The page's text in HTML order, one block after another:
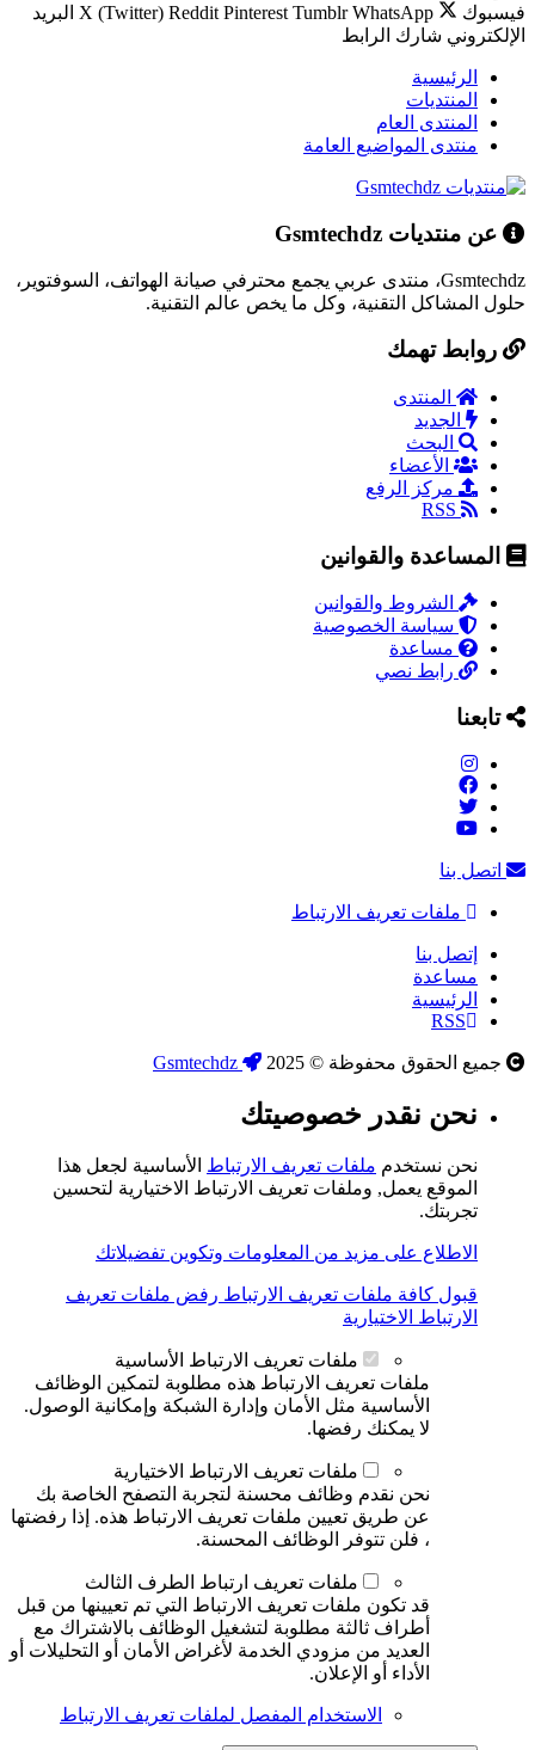
فيسبوك
X (Twitter) Reddit Pinterest Tumblr WhatsApp
البريد
الإلكتروني شارك الرابط
الرئيسية
المنتديات
المنتدى العام
منتدى المواضيع العامة
عن منتديات Gsmtechdz
Gsmtechdz، منتدى عربي يجمع محترفي صيانة الهواتف، السوفتوير،
حلول المشاكل التقنية، وكل ما يخص عالم التقنية.
روابط تهمك
المنتدى
الجديد
البحث
الأعضاء
مركز الرفع
المساعدة والقوانين
الشروط والقوانين
سياسة الخصوصية
مساعدة
رابط نصي
تابعنا
اتصل بنا
ملفات تعريف الارتباط
إتصل بنا
مساعدة
الرئيسية
RSS
جميع الحقوق محفوظة © 2025
نحن نقدر خصوصيتك
نحن نستخدم ملفات تعريف الارتباط الأساسية لجعل هذا
الموقع يعمل, وملفات تعريف الارتباط الاختيارية لتحسين
تجربتك.
الاطلاع على مزيد من المعلومات وتكوين تفضيلاتك
قبول كافة ملفات تعريف الارتباط رفض ملفات تعريف
الارتباط الاختيارية
ملفات تعريف الارتباط الأساسية
ملفات تعريف الارتباط هذه مطلوبة لتمكين الوظائف
الأساسية مثل الأمان وإدارة الشبكة وإمكانية الوصول.
لا يمكنك رفضها.
ملفات تعريف الارتباط الاختيارية
نحن نقدم وظائف محسنة لتجربة التصفح الخاصة بك
عن طريق تعيين ملفات تعريف الارتباط هذه. إذا رفضتها
، فلن تتوفر الوظائف المحسنة.
ملفات تعريف ارتباط الطرف الثالث
قد تكون ملفات تعريف الارتباط التي تم تعيينها من قبل
أطراف ثالثة مطلوبة لتشغيل الوظائف بالاشتراك مع
العديد من مزودي الخدمة لأغراض الأمان أو التحليلات أو
الأداء أو الإعلان.
الاستخدام المفصل لملفات تعريف الارتباط